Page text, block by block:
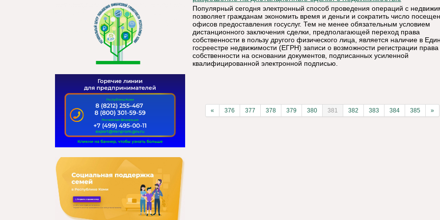
Популярный сегодня электронный способ проведения операций с
позволяет гражданам экономить время и деньги и сократить число
офисов предоставления госуслуг. Тем не менее обязательным условием
дистанционного заключения сделки, предполагающей переход права
собственности в пользу другого физического лица, является наличие в
госреестре недвижимости (ЕГРН) записи о возможности регистрации права
собственности на основании документов, подписанных усиленной
квалифицированной электронной подписью.
« 376 377 378 379 380 381 382 383 384 385 »